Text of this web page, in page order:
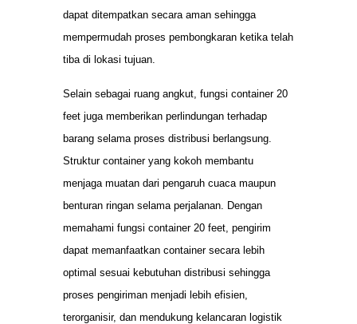
dapat ditempatkan secara aman sehingga
mempermudah proses pembongkaran ketika telah
tiba di lokasi tujuan.
Selain sebagai ruang angkut, fungsi container 20
feet juga memberikan perlindungan terhadap
barang selama proses distribusi berlangsung.
Struktur container yang kokoh membantu
menjaga muatan dari pengaruh cuaca maupun
benturan ringan selama perjalanan. Dengan
memahami fungsi container 20 feet, pengirim
dapat memanfaatkan container secara lebih
optimal sesuai kebutuhan distribusi sehingga
proses pengiriman menjadi lebih efisien,
terorganisir, dan mendukung kelancaran logistik